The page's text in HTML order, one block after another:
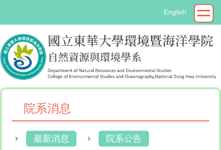
要
內
容
區
English
院系消息
最新消息 院系公告